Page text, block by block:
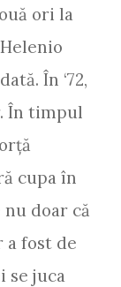
ori la
În ‘72,
În timpul
cupa în
doar că
a fost de
se juca